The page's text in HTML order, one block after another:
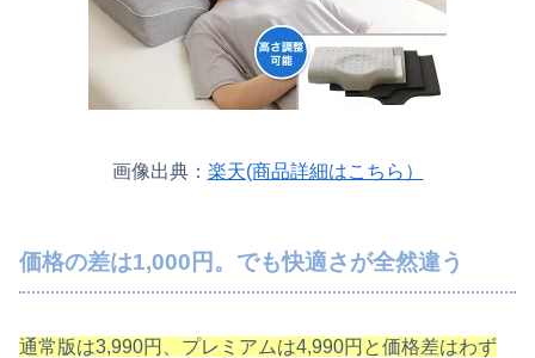
画像出典： 楽天(商品詳細はこちら）
価格の差は1,000円。でも快適さが全然違う
通常版は3,990円、プレミアムは4,990円と価格差はわず